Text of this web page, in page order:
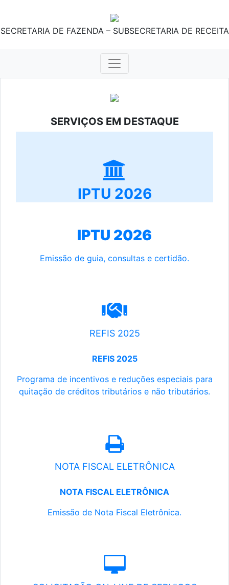
SECRETARIA DE FAZENDA – SUBSECRETARIA DE RECEITA
SERVIÇOS EM DESTAQUE
IPTU 2026
IPTU 2026
Emissão de guia, consultas e certidão.
REFIS 2025
REFIS 2025
Programa de incentivos e reduções especiais para
quitação de créditos tributários e não tributários.
NOTA FISCAL ELETRÔNICA
NOTA FISCAL ELETRÔNICA
Emissão de Nota Fiscal Eletrônica.